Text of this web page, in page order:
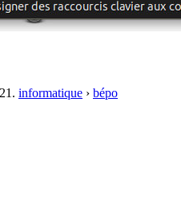
. informatique › bépo